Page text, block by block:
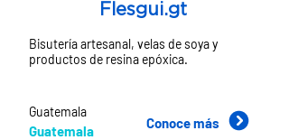
Flesgui.gt
Bisutería artesanal, velas de soya y
productos de resina epóxica.
Guatemala
Guatemala Conoce más